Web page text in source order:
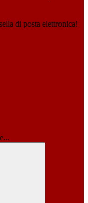
di posta elettronica!